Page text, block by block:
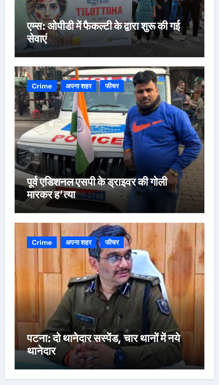
एम्स: ओपीडी में फैकल्टी के द्वारा शुरू की गई
सेवाएं
Crime अपना शहर फीचर
पूर्व एडिशनल एसपी के ड्राइवर की गोली
मारकर ह’त्या
Crime अपना शहर फीचर
पटना: दो थानेदार सस्पेंड, चार थानों में नये
थानेदार